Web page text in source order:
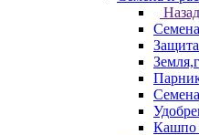
Назад
Семена
Кашпо